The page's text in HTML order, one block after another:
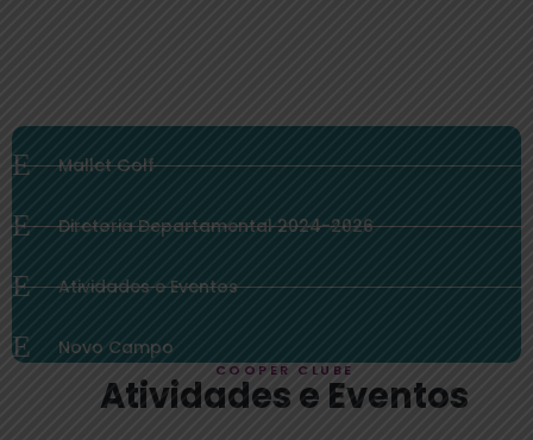
Mallet Golf
Diretoria Departamental 2024-2026
Atividades e Eventos
Novo Campo
COOPER CLUBE
Atividades e Eventos